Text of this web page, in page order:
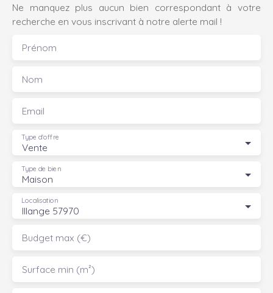
Ne manquez plus aucun bien correspondant à votre
recherche en vous inscrivant à notre alerte mail !
Prénom
Nom
Email
Vente
Type d'offre
Maison
Type de bien
Illange 57970
Localisation
Budget max (€)
Surface min (m²)